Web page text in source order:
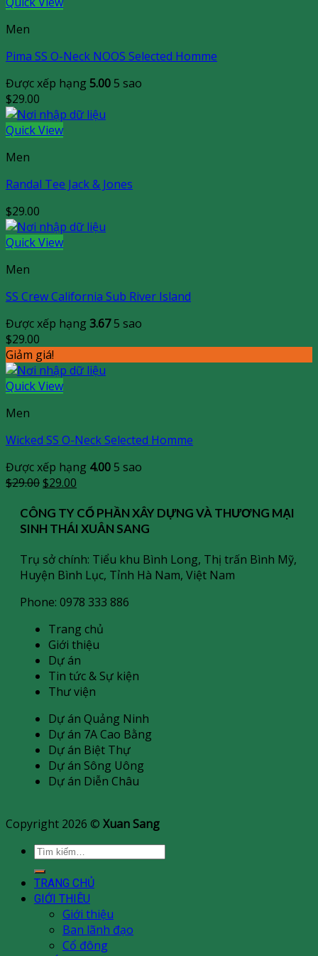
Men
Pima SS O-Neck NOOS Selected Homme
Được xếp hạng 5.005 sao
$29.00
Quick View
Men
Randal Tee Jack & Jones
$29.00
Quick View
Men
SS Crew California Sub River Island
Được xếp hạng 3.675 sao
$29.00
Giảm giá!
Quick View
Men
Wicked SS O-Neck Selected Homme
Được xếp hạng 4.005 sao
$29.00Giá
là:
$29.00.
$29.00
tại
là:
CÔNG TY CỔ PHẦN XÂY DỰNG VÀ THƯƠNG MẠI
SINH THÁI XUÂN SANG
Trụ sở chính: Tiểu khu Bình Long, Thị trấn Bình Mỹ,
Huyện Bình Lục, Tỉnh Hà Nam, Việt Nam
Phone: 0978 333 886
Trang chủ
Giới thiệu
Dự án
Tin tức & Sự kiện
Thư viện
Dự án Quảng Ninh
Dự án 7A Cao Bằng
Dự án Biệt Thự
Dự án Sông Uông
Dự án Diễn Châu
Copyright 2026 © Xuan Sang
Tìm
kiếm:
TRANG CHỦ
GIỚI THIÊU
Giới thiệu
Ban lãnh đạo
Cổ đông